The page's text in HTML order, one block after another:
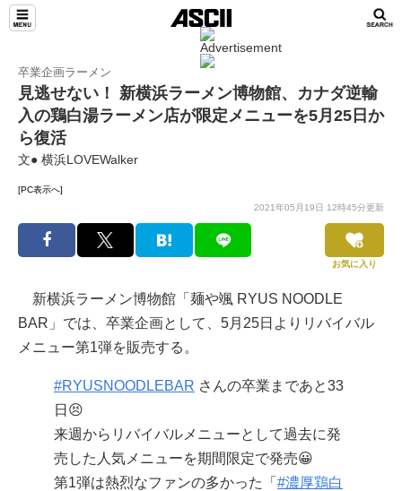
卒業企画ラーメン
見逃せない！ 新横浜ラーメン博物館、カナダ逆輸
入の鶏白湯ラーメン店が限定メニューを5月25日か
ら復活
文● 横浜LOVEWalker
[PC表示へ]
2021年05月19日 12時45分更新
お気に入り
新横浜ラーメン博物館「麺や颯 RYUS NOODLE
BAR」では、卒業企画として、5月25日よりリバイバル
メニュー第1弾を販売する。
#RYUSNOODLEBAR さんの卒業まであと33
日😣
来週からリバイバルメニューとして過去に発
売した人気メニューを期間限定で発売😀
第1弾は熱烈なファンの多かった「 #濃厚鶏白